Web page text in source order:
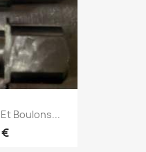
Boulons...
€